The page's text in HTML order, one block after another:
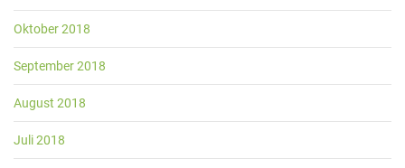
Oktober 2018
September 2018
August 2018
Juli 2018